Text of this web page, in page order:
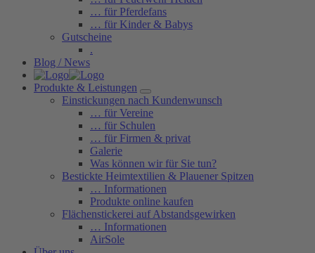
… für Pferdefans
… für Kinder & Babys
Gutscheine
.
Blog / News
Produkte & Leistungen
Einstickungen nach Kundenwunsch
… für Vereine
… für Schulen
… für Firmen & privat
Galerie
Was können wir für Sie tun?
Bestickte Heimtextilien & Plauener Spitzen
… Informationen
Produkte online kaufen
Flächenstickerei auf Abstandsgewirken
… Informationen
AirSole